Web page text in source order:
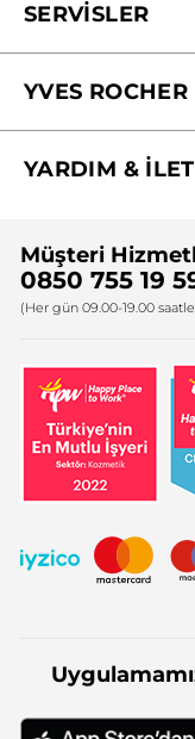
SERVİSLER
YVES
Yves Rocher Vakfı
YARDIM &
Bize Ulaşın
Firma Bilgileri
Müşteri
0850 755 19
(Her gün 09.00-19.00